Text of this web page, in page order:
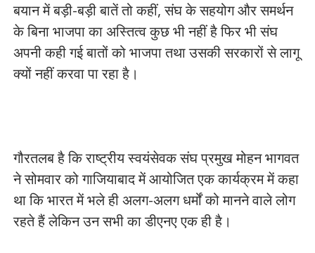
बयान में बड़ी-बड़ी बातें तो कहीं, संघ के सहयोग और समर्थन
के बिना भाजपा का अस्तित्व कुछ भी नहीं है फिर भी संघ
अपनी कही गई बातों को भाजपा तथा उसकी सरकारों से लागू
क्यों नहीं करवा पा रहा है।
गौरतलब है कि राष्ट्रीय स्वयंसेवक संघ प्रमुख मोहन भागवत
ने सोमवार को गाजियाबाद में आयोजित एक कार्यक्रम में कहा
था कि भारत में भले ही अलग-अलग धर्मों को मानने वाले लोग
रहते हैं लेकिन उन सभी का डीएनए एक ही है।